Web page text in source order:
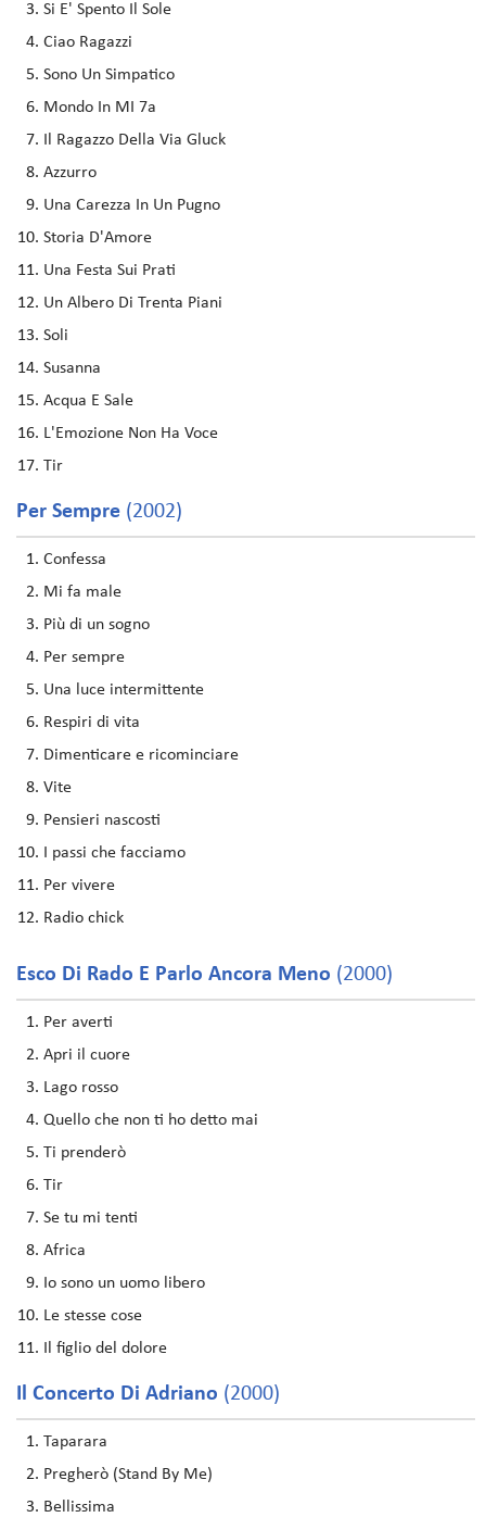
Si E' Spento Il Sole
Ciao Ragazzi
Sono Un Simpatico
Mondo In MI 7a
Il Ragazzo Della Via Gluck
Azzurro
Una Carezza In Un Pugno
Storia D'Amore
Una Festa Sui Prati
Un Albero Di Trenta Piani
Soli
Susanna
Acqua E Sale
L'Emozione Non Ha Voce
Tir
Per Sempre (2002)
Confessa
Mi fa male
Più di un sogno
Per sempre
Una luce intermittente
Respiri di vita
Dimenticare e ricominciare
Vite
Pensieri nascosti
I passi che facciamo
Per vivere
Radio chick
Esco Di Rado E Parlo Ancora Meno (2000)
Per averti
Apri il cuore
Lago rosso
Quello che non ti ho detto mai
Ti prenderò
Tir
Se tu mi tenti
Africa
Io sono un uomo libero
Le stesse cose
Il figlio del dolore
Il Concerto Di Adriano (2000)
Taparara
Pregherò (Stand By Me)
Bellissima